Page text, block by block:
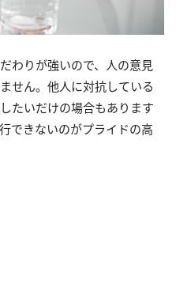
わりが強いので、人の意見
せん。他人に対抗している
たいだけの場合もあります
できないのがプライドの高